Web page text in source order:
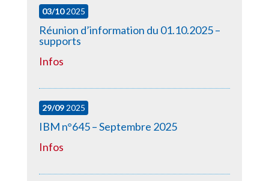
03/102025
Réunion d’information du 01.10.2025 –
supports
Infos
29/092025
IBM n°645 – Septembre 2025
Infos